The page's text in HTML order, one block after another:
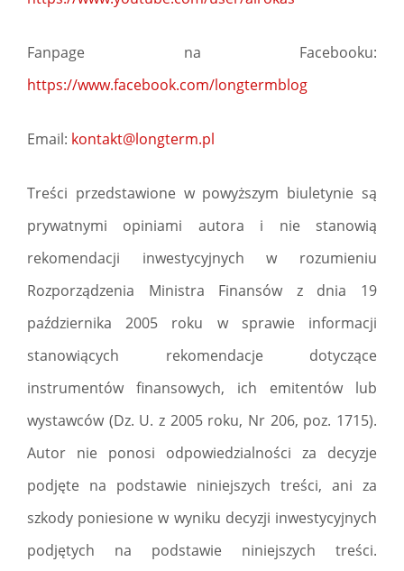
Fanpage na Facebooku:
https://www.facebook.com/longtermblog
Email: kontakt@longterm.pl
Treści przedstawione w powyższym biuletynie są
prywatnymi opiniami autora i nie stanowią
rekomendacji inwestycyjnych w rozumieniu
Rozporządzenia Ministra Finansów z dnia 19
października 2005 roku w sprawie informacji
stanowiących rekomendacje dotyczące
instrumentów finansowych, ich emitentów lub
wystawców (Dz. U. z 2005 roku, Nr 206, poz. 1715).
Autor nie ponosi odpowiedzialności za decyzje
podjęte na podstawie niniejszych treści, ani za
szkody poniesione w wyniku decyzji inwestycyjnych
podjętych na podstawie niniejszych treści.